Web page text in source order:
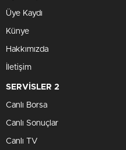
Üye Kaydı
Künye
Hakkımızda
İletişim
SERVİSLER 2
Canlı Borsa
Canlı Sonuçlar
Canlı TV